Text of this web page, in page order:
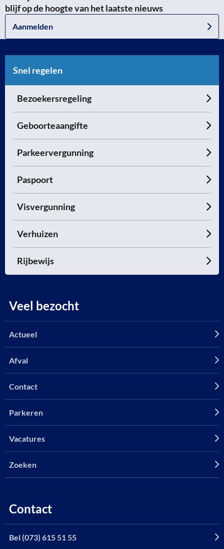
blijf op de hoogte van het laatste nieuws
Aanmelden
Snel regelen
Bezoekersregeling
Geboorteaangifte
Parkeervergunning
Paspoort
Visvergunning
Verhuizen
Rijbewijs
Veel bezocht
Actueel
Afval
Contact
Parkeren
Vacatures
Zoeken
Contact
Bel (073) 615 51 55